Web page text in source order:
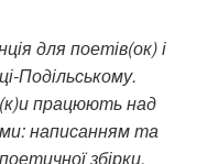
для поетів(ок) і
Подільському.
працюють над
написанням та
збірки,